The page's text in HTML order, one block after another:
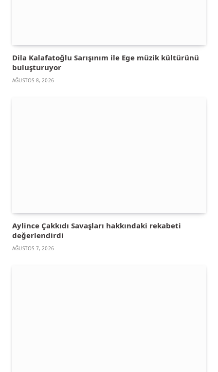
Dila Kalafatoğlu Sarışınım ile Ege müzik kültürünü
buluşturuyor
AĞUSTOS 8, 2026
Aylince Çakkıdı Savaşları hakkındaki rekabeti
değerlendirdi
AĞUSTOS 7, 2026